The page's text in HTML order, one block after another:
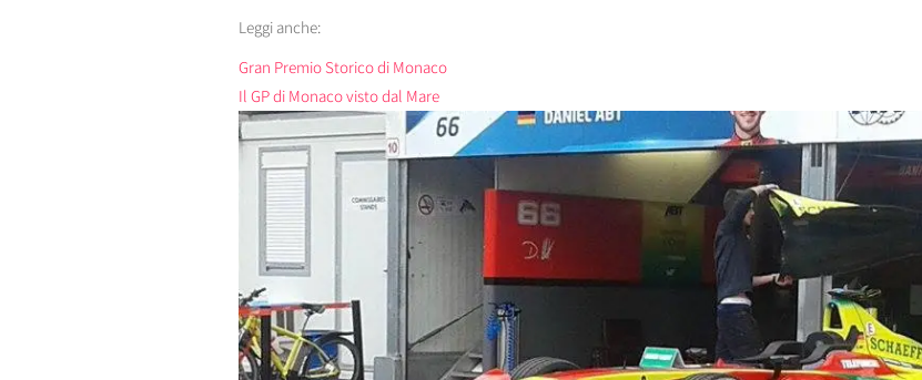
Leggi anche:
Gran Premio Storico di Monaco
Il GP di Monaco visto dal Mare